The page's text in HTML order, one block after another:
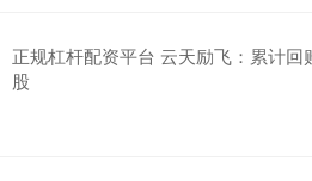
正规杠杆配资平台 云天励飞：累计回
股